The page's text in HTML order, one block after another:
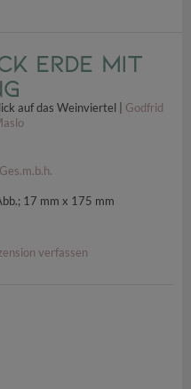
Erde mit
auf das Weinviertel | Godfrid
17 mm x 175 mm
verfassen